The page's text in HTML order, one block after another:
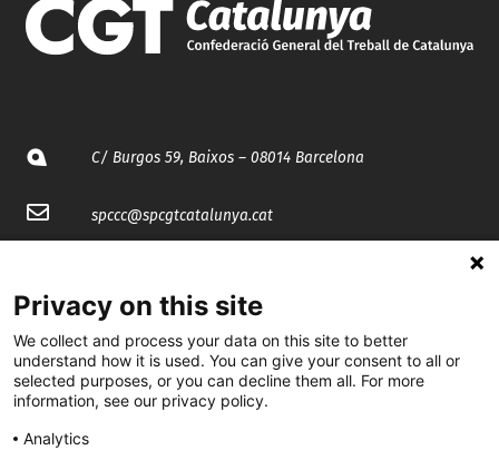
C/ Burgos 59, Baixos – 08014 Barcelona
spccc@spcgtcatalunya.cat
@CGTCatalunya
cgtcatalunya
Privacy on this site
We collect and process your data on this site to better
understand how it is used. You can give your consent to all or
selected purposes, or you can decline them all. For more
information, see our privacy policy.
Analytics